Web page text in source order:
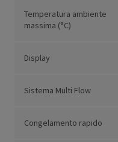
Temperatura ambiente
massima (°C)
Display
Sistema Multi Flow
Congelamento rapido